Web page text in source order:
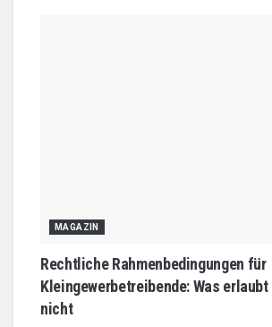
MAGAZIN
Rechtliche Rahmenbedingungen für
Kleingewerbetreibende: Was
nicht